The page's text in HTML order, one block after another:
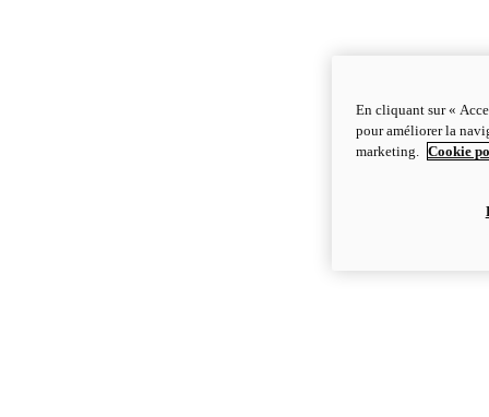
En cliquant sur «
pour améliorer la
marketing.
Cookie